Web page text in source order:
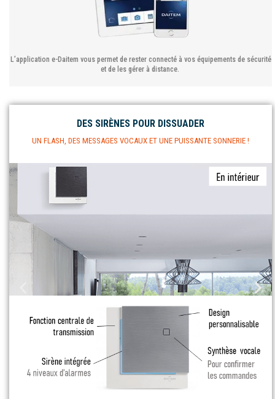
L’application e-Daitem vous permet de rester connecté à vos équipements de sécurité
et de les gérer à distance.
DES SIRÈNES POUR DISSUADER
UN FLASH, DES MESSAGES VOCAUX ET UNE PUISSANTE SONNERIE !